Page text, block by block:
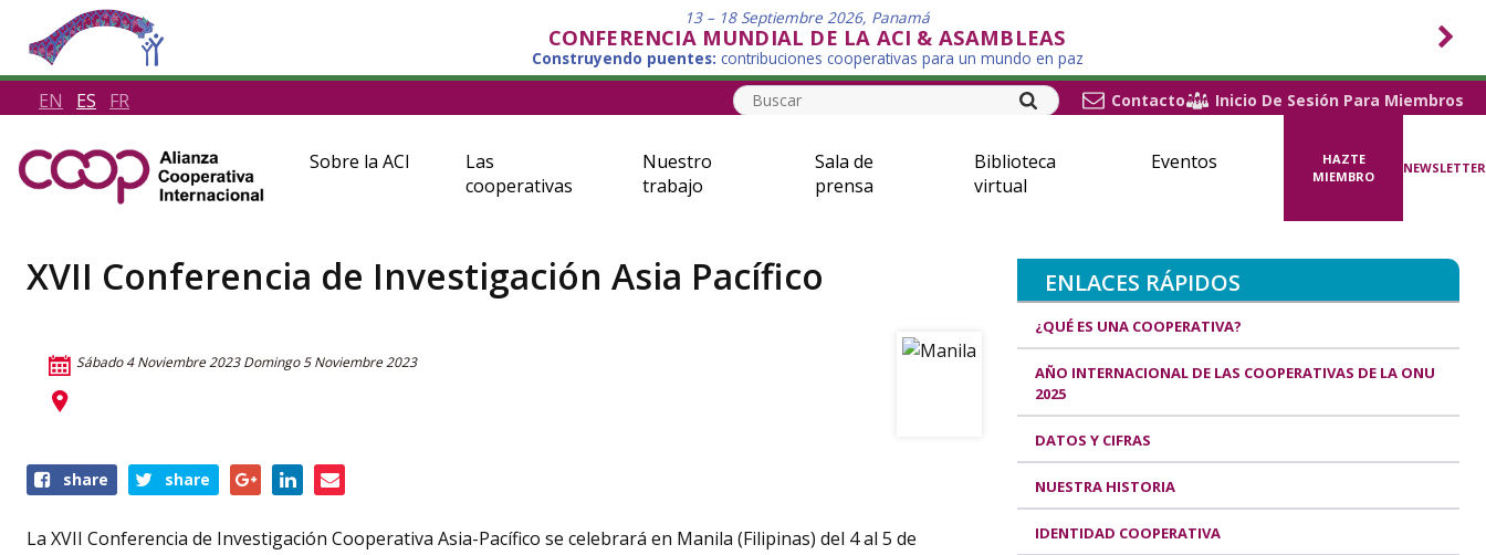
13 – 18 Septiembre 2026, Panamá
CONFERENCIA MUNDIAL DE LA ACI & ASAMBLEAS
Construyendo puentes: contribuciones cooperativas para un mundo en paz
EN ES FR Contacto Inicio De Sesión Para Miembros
Sobre la ACI
Las
cooperativas
Nuestro
trabajo
Sala de
prensa
Biblioteca
virtual
Eventos
HAZTE
MIEMBRO
NEWSLETTER
XVII Conferencia de Investigación Asia Pacífico
Sábado 4 Noviembre 2023 Domingo 5 Noviembre 2023
Share
event
share share
La XVII Conferencia de Investigación Cooperativa Asia-Pacífico se celebrará en Manila (Filipinas) del 4 al 5 de
ENLACES RÁPIDOS
¿QUÉ ES UNA COOPERATIVA?
AÑO INTERNACIONAL DE LAS COOPERATIVAS DE LA ONU
2025
DATOS Y CIFRAS
NUESTRA HISTORIA
IDENTIDAD COOPERATIVA